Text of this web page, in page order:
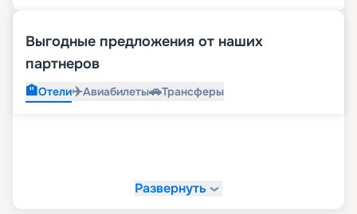
Выгодные предложения от наших
партнеров
🏨Отели✈️Авиабилеты🚗Трансферы
Развернуть